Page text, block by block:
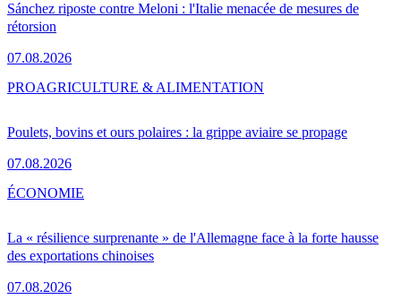
Sánchez riposte contre Meloni : l'Italie menacée de mesures de
rétorsion
07.08.2026
Poulets, bovins et ours polaires : la grippe aviaire se propage
07.08.2026
PROAGRICULTURE & ALIMENTATION
La « résilience surprenante » de l'Allemagne face à la forte hausse
des exportations chinoises
07.08.2026
ÉCONOMIE